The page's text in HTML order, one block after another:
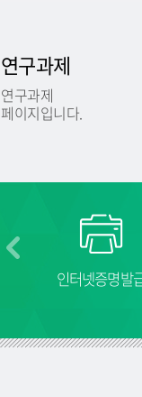
연구과제
연구과제
페이지입니다.
인터넷증명발